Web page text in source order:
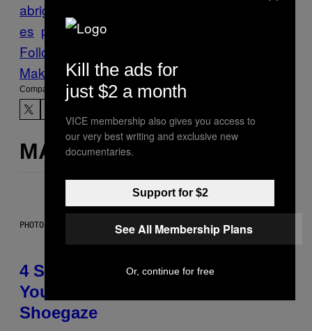
abrigo
es perros ropa
Follow Us On Discover
Make Us Preferred In Top Stories
Compartir:
MÁS DE LO MISMO
PHOTO BY SCOTT LEGATO/GETTY IMAGES
4 Shoegaze Songs to Listen to if
You Don’t Know if You Like
Shoegaze
Kill the ads for
just $2 a month
VICE membership also gives you access to
our very best writing and exclusive new
documentaries.
Support for $2
See All Membership Plans
Or, continue for free